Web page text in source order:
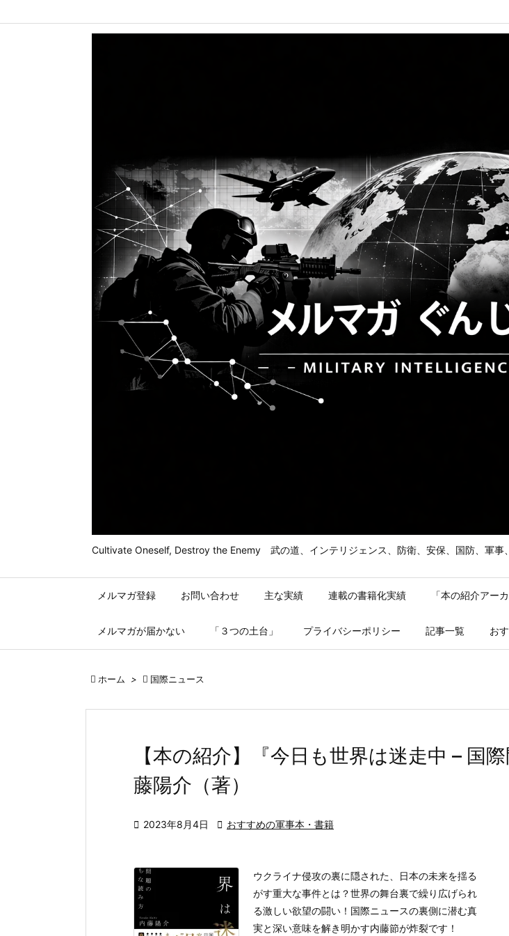
Cultivate Oneself, Destroy the Enemy 武の道、インテリジェンス、防衛、安保、国防、軍
メルマガ登録 お問い合わせ 主な実績 連載の書籍化実績 「本の紹介アー
メルマガが届かない 「３つの土台」 プライバシーポリシー 記事一覧 お
 ホーム >  国際ニュース
【本の紹介】『今日も世界は迷走中 –
藤陽介（著）
 2023年8月4日  おすすめの軍事本・書籍
ウクライナ侵攻の裏に隠された、日本の未来を揺る
がす重大な事件とは？世界の舞台裏で繰り広げられ
る激しい欲望の闘い！国際ニュースの裏側に潜む真
実と深い意味を解き明かす内藤節が炸裂です！